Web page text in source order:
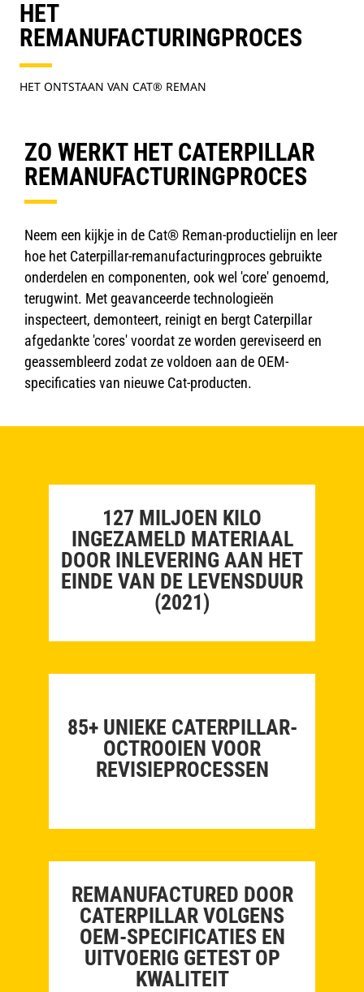
HET
REMANUFACTURINGPROCES
HET ONTSTAAN VAN CAT® REMAN
ZO WERKT HET CATERPILLAR
REMANUFACTURINGPROCES
Neem een kijkje in de Cat® Reman-productielijn en leer
hoe het Caterpillar-remanufacturingproces gebruikte
onderdelen en componenten, ook wel 'core' genoemd,
terugwint. Met geavanceerde technologieën
inspecteert, demonteert, reinigt en bergt Caterpillar
afgedankte 'cores' voordat ze worden gereviseerd en
geassembleerd zodat ze voldoen aan de OEM-
specificaties van nieuwe Cat-producten.
127 MILJOEN KILO
INGEZAMELD MATERIAAL
DOOR INLEVERING AAN HET
EINDE VAN DE LEVENSDUUR
(2021)
85+ UNIEKE CATERPILLAR-
OCTROOIEN VOOR
REVISIEPROCESSEN
REMANUFACTURED DOOR
CATERPILLAR VOLGENS
OEM-SPECIFICATIES EN
UITVOERIG GETEST OP
KWALITEIT